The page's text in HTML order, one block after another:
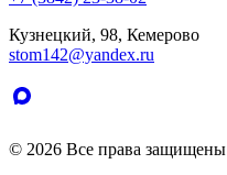
Кузнецкий, 98, Кемерово
stom142@yandex.ru
© 2026 Все права защищены